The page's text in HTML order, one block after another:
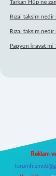
Tarkan Hüp ne
Rızai taksim nedir
Rızai taksim nedir
Papyon kravat mi
Reklam